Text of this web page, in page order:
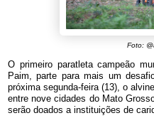
Foto:
O primeiro paratleta campeão
Paim, parte para mais um
próxima segunda-feira (13), o
entre nove cidades do Mato
serão doados a instituições de